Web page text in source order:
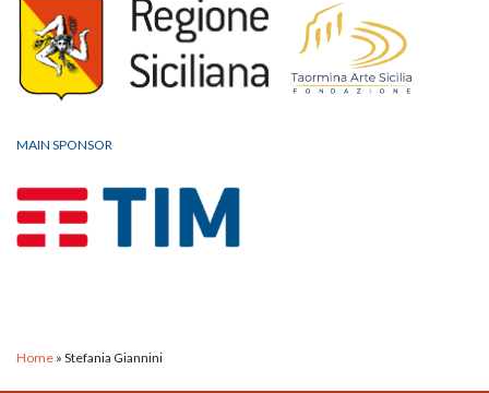
MAIN SPONSOR
Home » Stefania Giannini